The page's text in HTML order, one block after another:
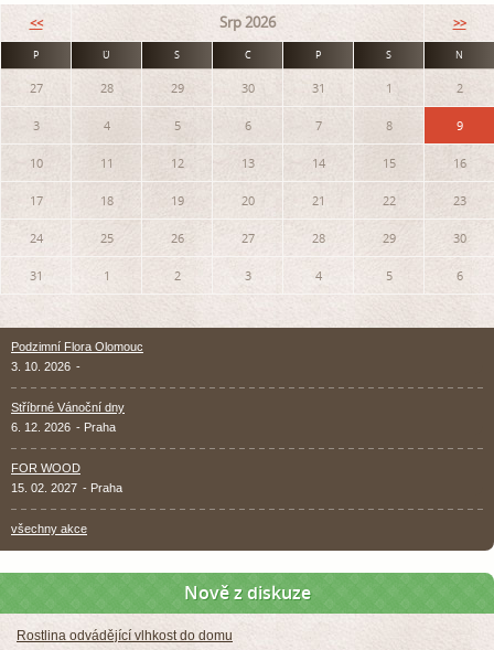
<< Srp 2026 >>
P Ú S Č P S N
27 28 29 30 31 1 2
3 4 5 6 7 8 9
10 11 12 13 14 15 16
17 18 19 20 21 22 23
24 25 26 27 28 29 30
31 1 2 3 4 5 6
Podzimní Flora Olomouc
3. 10. 2026 -
Stříbrné Vánoční dny
6. 12. 2026 - Praha
FOR WOOD
15. 02. 2027 - Praha
všechny akce
Nově z diskuze
Rostlina odvádějící vlhkost do domu